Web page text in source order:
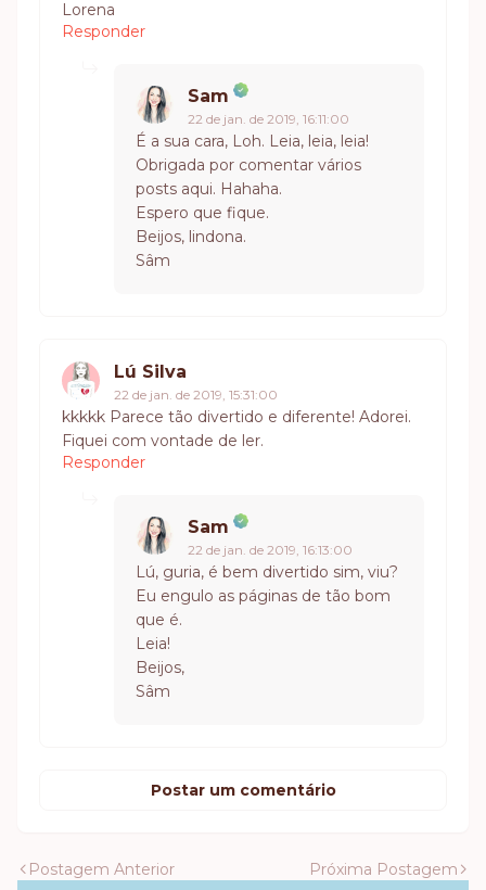
Lorena
Responder
Sam
22 de jan. de 2019, 16:11:00
É a sua cara, Loh. Leia, leia, leia!
Obrigada por comentar vários
posts aqui. Hahaha.
Espero que fique.
Beijos, lindona.
Sâm
Lú Silva
22 de jan. de 2019, 15:31:00
kkkkk Parece tão divertido e diferente! Adorei.
Fiquei com vontade de ler.
Responder
Sam
22 de jan. de 2019, 16:13:00
Lú, guria, é bem divertido sim, viu?
Eu engulo as páginas de tão bom
que é.
Leia!
Beijos,
Sâm
Postar um comentário
Postagem Anterior Próxima Postagem